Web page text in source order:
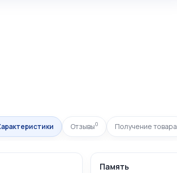
Отзывы0 Получение товара
Память